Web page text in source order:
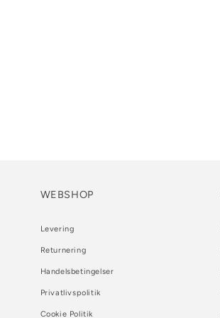
WEBSHOP
Levering
Returnering
Handelsbetingelser
Privatlivspolitik
Cookie Politik